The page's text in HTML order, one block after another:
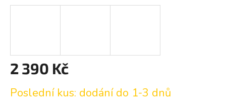
2 390 Kč
cena:
Poslední kus: dodání do 1-3 dnů